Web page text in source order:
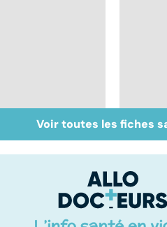
gamètes : le
le contre
Voir toutes les fiches